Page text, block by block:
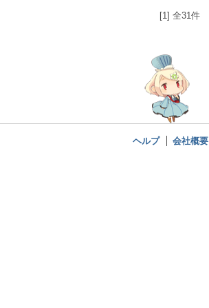
[1] 全31件
ヘルプ 会社概要